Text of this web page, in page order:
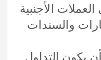
الأجنبية
والسندات
يكون التداول